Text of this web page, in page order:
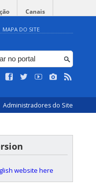
Canais
MAPA DO SITE
Administradores do Site
website here